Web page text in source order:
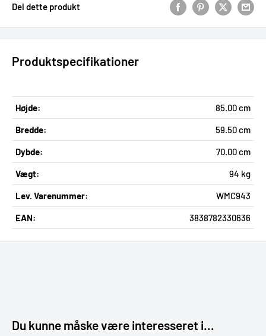
Del dette produkt
Produktspecifikationer
Højde: 85.00 cm
Bredde: 59.50 cm
Dybde: 70.00 cm
Vægt: 94 kg
Lev. Varenummer: WMC943
EAN: 3838782330636
Du kunne måske være interesseret i...